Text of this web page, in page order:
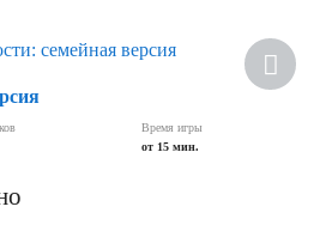
Время игры
от 15 мин.